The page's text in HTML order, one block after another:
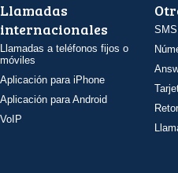
Llamadas
internacionales
Llamadas a teléfonos fijos o
móviles
Aplicación para iPhone
Aplicación para Android
VoIP